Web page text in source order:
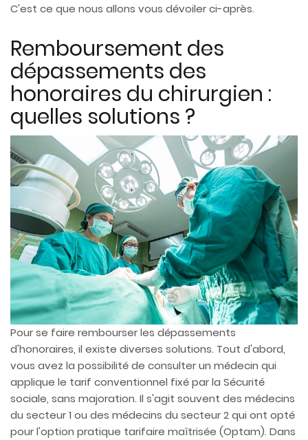
C'est ce que nous allons vous dévoiler ci-après.
Remboursement des
dépassements des
honoraires du chirurgien :
quelles solutions ?
Pour se faire rembourser les dépassements
d'honoraires, il existe diverses solutions. Tout d'abord,
vous avez la possibilité de consulter un médecin qui
applique le tarif conventionnel fixé par la Sécurité
sociale, sans majoration. Il s'agit souvent des médecins
du secteur 1 ou des médecins du secteur 2 qui ont opté
pour l'option pratique tarifaire maîtrisée (Optam). Dans